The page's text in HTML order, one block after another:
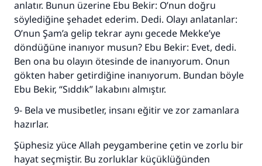
anlatır. Bunun üzerine Ebu Bekir: O’nun doğru
söylediğine şehadet ederim. Dedi. Olayı anlatanlar:
O’nun Şam’a gelip tekrar aynı gecede Mekke’ye
döndüğüne inanıyor musun? Ebu Bekir: Evet, dedi.
Ben ona bu olayın ötesinde de inanıyorum. Onun
gökten haber getirdiğine inanıyorum. Bundan böyle
Ebu Bekir, “Sıddık” lakabını almıştır.
9- Bela ve musibetler, insanı eğitir ve zor zamanlara
hazırlar.
Şüphesiz yüce Allah peygamberine çetin ve zorlu bir
hayat seçmiştir. Bu zorluklar küçüklüğünden